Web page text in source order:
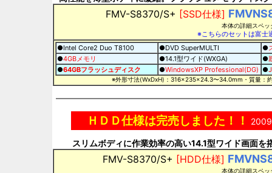
FMV-S8370/S+ [SSD仕様]
本体の詳細スペッ
※こちらのセットは富
●Intel Core2 Duo T8100
●DVD SuperMULTI ●
●4GBメモリ ●14.1型ワイド(WXGA) ●
●64GBフラッシュディスク ●WindowsXP Professional(DG) ●
※外形寸法(WxDxH)：316×235×24.3〜34.0mm・質量：
ＨＤＤ仕様は完売しました！！
スリムボディに作業効率の高い14.1型ワイド画面
FMV-S8370/S+ [HDD仕様]
本体の詳細スペッ